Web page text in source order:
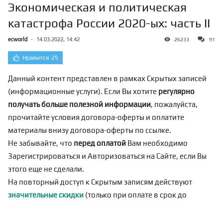
Экономическая и политическая
катастрофа России 2020-ых: часть II
ecworld - 14.03.2022, 14:42 26233 91
Нравится 25
Данный контент представлен в рамках Скрытых записей
(информационные услуги). Если Вы хотите регулярно
получать больше полезной информации, пожалуйста,
прочитайте условия договора-оферты и оплатите
материалы внизу договора-оферты по ссылке.
Не забывайте, что перед оплатой Вам необходимо
Зарегистрироваться и Авторизоваться на Сайте, если Вы
этого еще не сделали.
На повторный доступ к Скрытым записям действуют
значительные скидки (только при оплате в срок до